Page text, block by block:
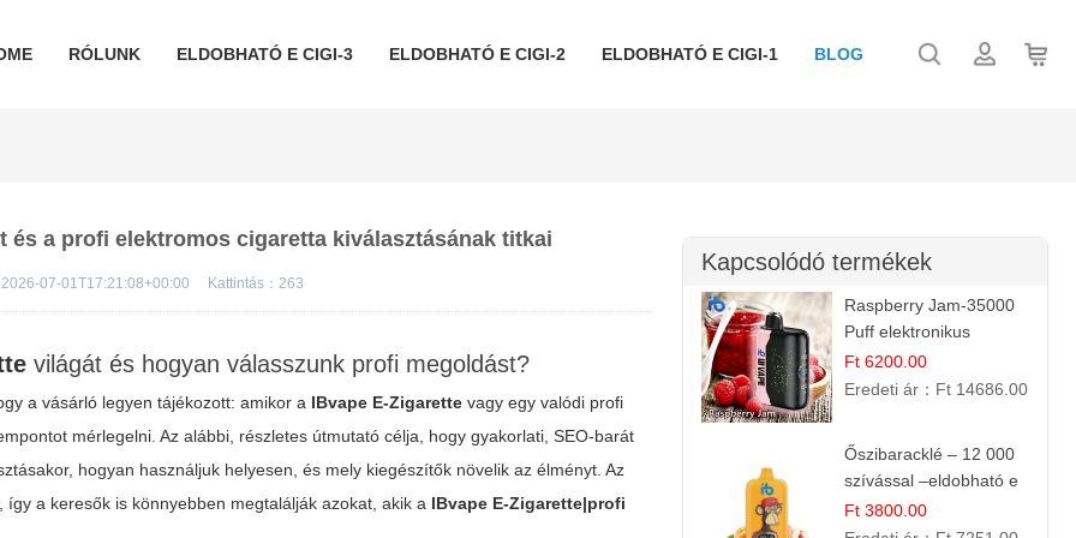
RÓLUNK ELDOBHATÓ E CIGI-3 ELDOBHATÓ E CIGI-2 ELDOBHATÓ E CIGI-1 BLOG
és a profi elektromos cigaretta kiválasztásának titkai
2026-07-01T17:21:08+00:00 Kattintás：263
világát és hogyan válasszunk profi megoldást?
a vásárló legyen tájékozott: amikor a IBvape E-Zigarette vagy egy valódi profi
mérlegelni. Az alábbi, részletes útmutató célja, hogy gyakorlati, SEO-barát
hogyan használjuk helyesen, és mely kiegészítők növelik az élményt. Az
a keresők is könnyebben megtalálják azokat, akik a IBvape E-Zigarette|profi
Kapcsolódó termékek
Raspberry Jam-35000
Puff elektronikus
cigaretta (Ibvape Bar)
Ft 6200.00
Eredeti ár： Ft 14686.00
Őszibaracklé – 12 000
szívással –eldobható e
cigi
Ft 3800.00